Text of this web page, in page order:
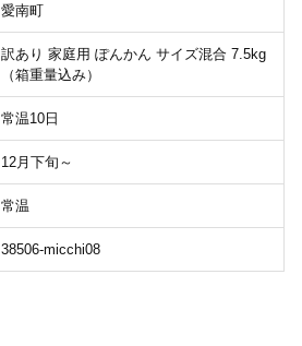
愛南町
訳あり 家庭用 ぽんかん サイズ混合 7.5kg
（箱重量込み）
常温10日
12月下旬～
常温
38506-micchi08